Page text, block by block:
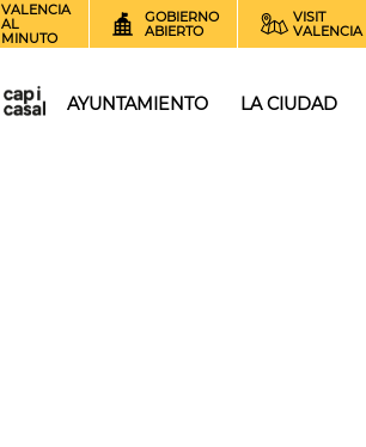
VALENCIA
AL
MINUTO
GOBIERNO
ABIERTO
VISIT
VALENCIA
AYUNTAMIENTO LA CIUDAD